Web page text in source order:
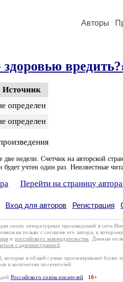
Авторы
Источник
определен
определен
недели. Счетчик на авторской
учтен один раз. Неизвестные
Перейти на страницу
Вход для авторов Регистрация
своих литературных произведений в сети
только с согласия его автора, к
и российского законодательства . Данные
с администрацией.
которые в общей сумме просматривают
и количество посетителей.
Российского союза писателей 18+